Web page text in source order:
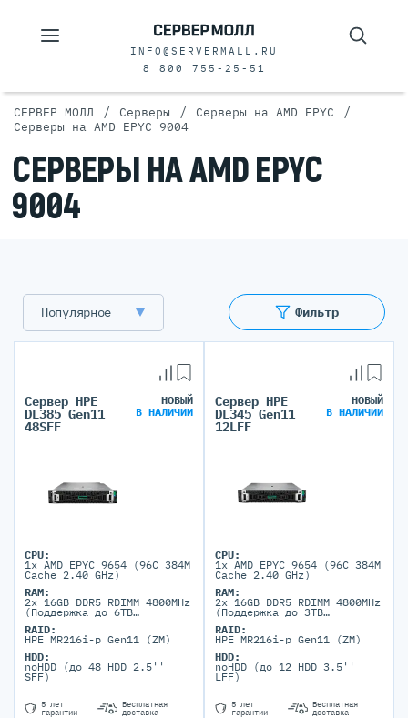
INFO@SERVERMALL.RU
8 800 755-25-51
СЕРВЕР МОЛЛ / Серверы / Серверы на AMD EPYC /
Серверы на AMD EPYC 9004
СЕРВЕРЫ НА AMD EPYC
9004
Фильтр
Популярное
Сервер HPE
DL385 Gen11
48SFF
НОВЫЙ
В НАЛИЧИИ
CPU:
1x AMD EPYC 9654 (96C 384M
Cache 2.40 GHz)
RAM:
2x 16GB DDR5 RDIMM 4800MHz
(Поддержка до 6TB
портов)
RAID:
HPE MR216i-p Gen11 (ZM)
HDD:
noHDD (до 48 HDD 2.5''
SFF)
5 лет
гарантии
Бесплатная
доставка
Сервер HPE
DL345 Gen11
12LFF
НОВЫЙ
В НАЛИЧИИ
CPU:
1x AMD EPYC 9654 (96C 384M
Cache 2.40 GHz)
RAM:
2x 16GB DDR5 RDIMM 4800MHz
(Поддержка до 3TB
портов)
RAID:
HPE MR216i-p Gen11 (ZM)
HDD:
noHDD (до 12 HDD 3.5''
LFF)
5 лет
гарантии
Бесплатная
доставка